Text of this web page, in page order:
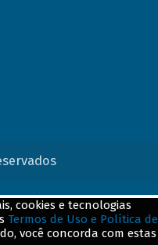
cookies e tecnologias
Termos de Uso e Política de
você concorda com estas